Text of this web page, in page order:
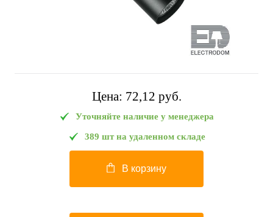
Цена: 72,12 pуб.
Уточняйте наличие у менеджера
389 шт на удаленном складе
В корзину